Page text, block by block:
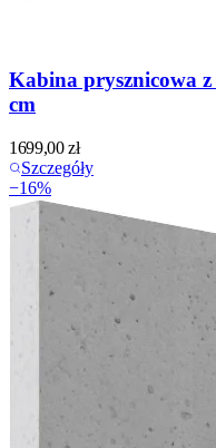
Kabina prysznicowa z
cm
1699,00zł
Szczegóły
−16%